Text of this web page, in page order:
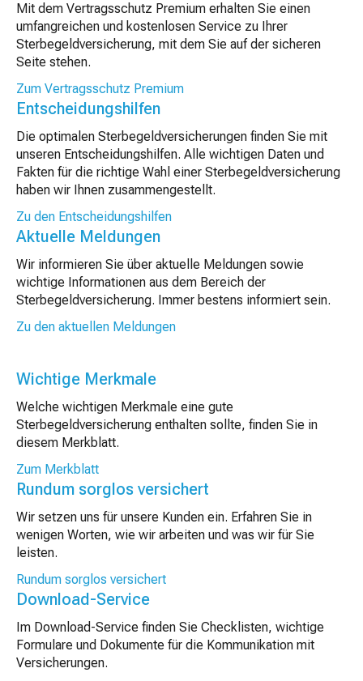
Mit dem Vertragsschutz Premium erhalten Sie einen
umfangreichen und kostenlosen Service zu Ihrer
Sterbegeldversicherung, mit dem Sie auf der sicheren
Seite stehen.
Zum Vertragsschutz Premium
Entscheidungshilfen
Die optimalen Sterbegeldversicherungen finden Sie mit
unseren Entscheidungshilfen. Alle wichtigen Daten und
Fakten für die richtige Wahl einer Sterbegeldversicherung
haben wir Ihnen zusammengestellt.
Zu den Entscheidungshilfen
Aktuelle Meldungen
Wir informieren Sie über aktuelle Meldungen sowie
wichtige Informationen aus dem Bereich der
Sterbegeldversicherung. Immer bestens informiert sein.
Zu den aktuellen Meldungen
Wichtige Merkmale
Welche wichtigen Merkmale eine gute
Sterbegeldversicherung enthalten sollte, finden Sie in
diesem Merkblatt.
Zum Merkblatt
Rundum sorglos versichert
Wir setzen uns für unsere Kunden ein. Erfahren Sie in
wenigen Worten, wie wir arbeiten und was wir für Sie
leisten.
Rundum sorglos versichert
Download-Service
Im Download-Service finden Sie Checklisten, wichtige
Formulare und Dokumente für die Kommunikation mit
Versicherungen.